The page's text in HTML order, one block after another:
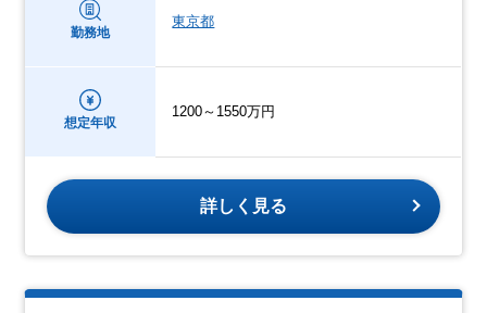
勤務地
東京都
想定年収
1200～1550万円
詳しく見る